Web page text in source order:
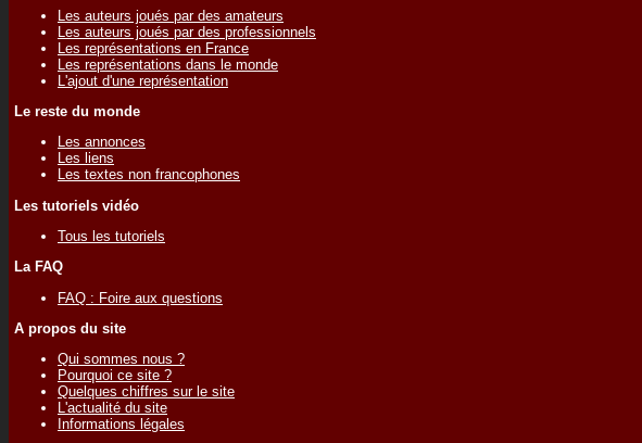
Les auteurs joués par des amateurs
Les auteurs joués par des professionnels
Les représentations en France
Les représentations dans le monde
L'ajout d'une représentation
Le reste du monde
Les annonces
Les liens
Les textes non francophones
Les tutoriels vidéo
Tous les tutoriels
La FAQ
FAQ : Foire aux questions
A propos du site
Qui sommes nous ?
Pourquoi ce site ?
Quelques chiffres sur le site
L'actualité du site
Informations légales